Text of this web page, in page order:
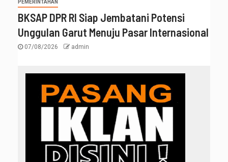
PEMERINTAHAN
BKSAP DPR RI Siap Jembatani Potensi
Unggulan Garut Menuju Pasar Internasional
07/08/2026 admin